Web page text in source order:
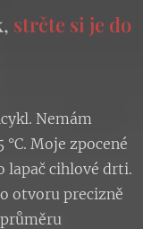
strčte si je do
Nemám
°C. Moje zpocené
lapač cihlové drti.
otvoru precizně